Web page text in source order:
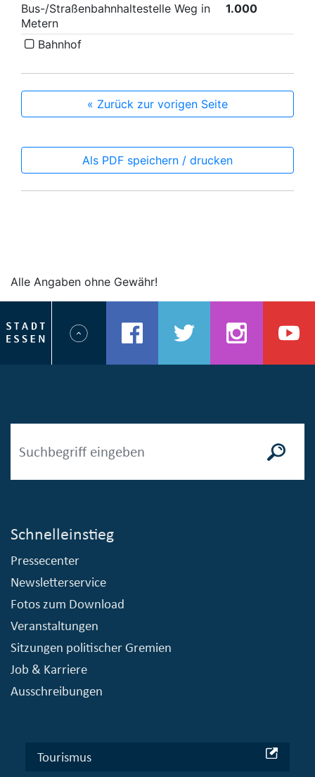
Bus-/Straßenbahnhaltestelle Weg in
Metern
1.000
Bahnhof
« Zurück zur vorigen Seite
Als PDF speichern / drucken
Alle Angaben ohne Gewähr!
Schnelleinstieg
Pressecenter
Newsletterservice
Fotos zum Download
Veranstaltungen
Sitzungen politischer Gremien
Job & Karriere
Ausschreibungen
Tourismus